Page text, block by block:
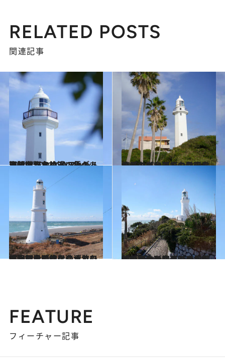
RELATED POSTS
関連記事
2024.12.20
展望台から約70メートル下はいきなり濃い色の海！ どことなくフレンチ・カントリーの趣がある勝浦灯台
旅＆お出かけ 2024.10.20
ライムグリーンの目玉おやじのレンズをもつ野島埼灯台は全国でも数少ない「のぼれる灯台」
旅＆お出かけ
2024.8.2
【静岡県の絶景スポット】明治時代に造られた掛塚灯台が放火や津波の被害にも屈しなかったワケ
旅＆お出かけ 2024.6.30
「ブラントンさんに挨拶しなきゃ」江戸時代から船の安全を守ってきた御前崎灯台はサーファーも訪れる名所
旅＆お出かけ
FEATURE
フィーチャー記事